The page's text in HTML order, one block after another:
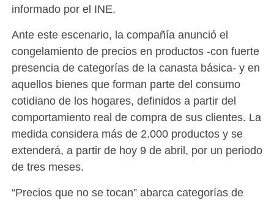
informado por el INE.
Ante este escenario, la compañía anunció el
congelamiento de precios en productos -con fuerte
presencia de categorías de la canasta básica- y en
aquellos bienes que forman parte del consumo
cotidiano de los hogares, definidos a partir del
comportamiento real de compra de sus clientes. La
medida considera más de 2.000 productos y se
extenderá, a partir de hoy 9 de abril, por un periodo
de tres meses.
“Precios que no se tocan” abarca categorías de